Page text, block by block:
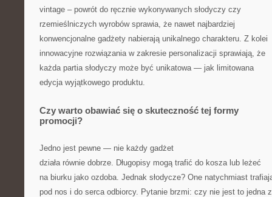
vintage – powrót do ręcznie wykonywanych słodyczy czy
rzemieślniczych wyrobów sprawia, że nawet najbardziej
konwencjonalne gadżety nabierają unikalnego charakteru. Z kolei
innowacyjne rozwiązania w zakresie personalizacji sprawiają, że
każda partia słodyczy może być unikatowa — jak limitowana
edycja wyjątkowego produktu.
Czy warto obawiać się o skuteczność tej formy
promocji?
Jedno jest pewne — nie każdy gadżet
działa równie dobrze. Długopisy mogą trafić do kosza lub leżeć
na biurku jako ozdoba. Jednak słodycze? One natychmiast
pod nos i do serca odbiorcy. Pytanie brzmi: czy nie jest to jedna z